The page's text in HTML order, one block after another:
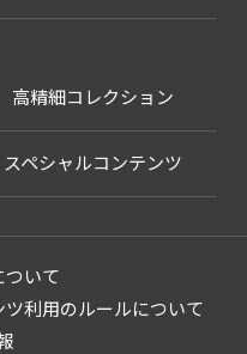
高精細コレクション
スペシャルコンテンツ
ついて
ツ利用のルールについて